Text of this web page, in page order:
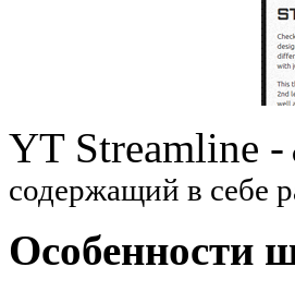
YT Streamline -
содержащий в себе
Особенности